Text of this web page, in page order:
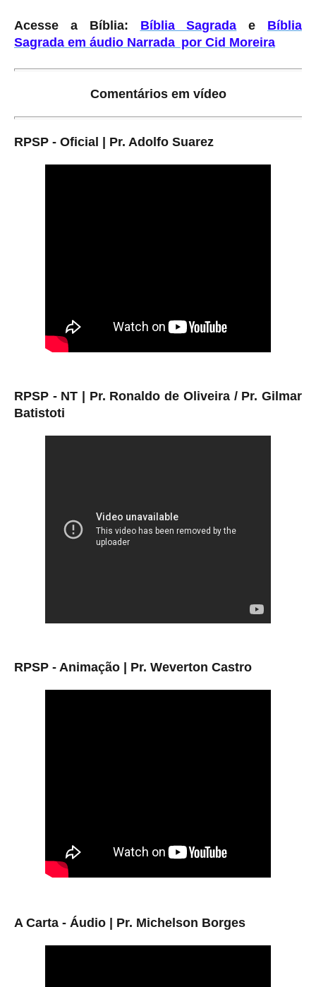
Acesse a Bíblia: Bíblia Sagrada e Bíblia
Sagrada em áudio Narrada por Cid Moreira
Comentários em vídeo
RPSP - Oficial | Pr. Adolfo Suarez
RPSP - NT | Pr. Ronaldo de Oliveira / Pr. Gilmar
Batistoti
RPSP - Animação | Pr. Weverton Castro
A Carta - Áudio | Pr. Michelson Borges